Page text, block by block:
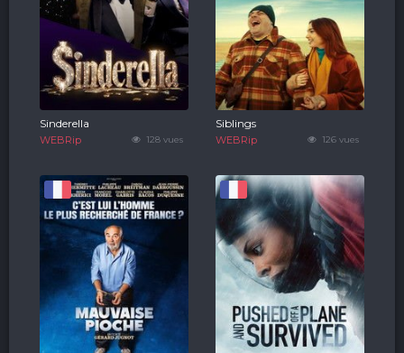
128 vues
Sinderella
WEBRip 126 vues
Siblings
WEBRip